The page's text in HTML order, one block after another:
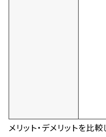
メリット・デメリットを比